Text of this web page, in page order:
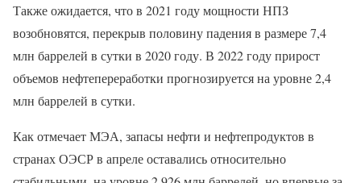
Также ожидается, что в 2021 году мощности НПЗ
возобновятся, перекрыв половину падения в размере 7,4
млн баррелей в сутки в 2020 году. В 2022 году прирост
объемов нефтепереработки прогнозируется на уровне 2,4
млн баррелей в сутки.
Как отмечает МЭА, запасы нефти и нефтепродуктов в
странах ОЭСР в апреле оставались относительно